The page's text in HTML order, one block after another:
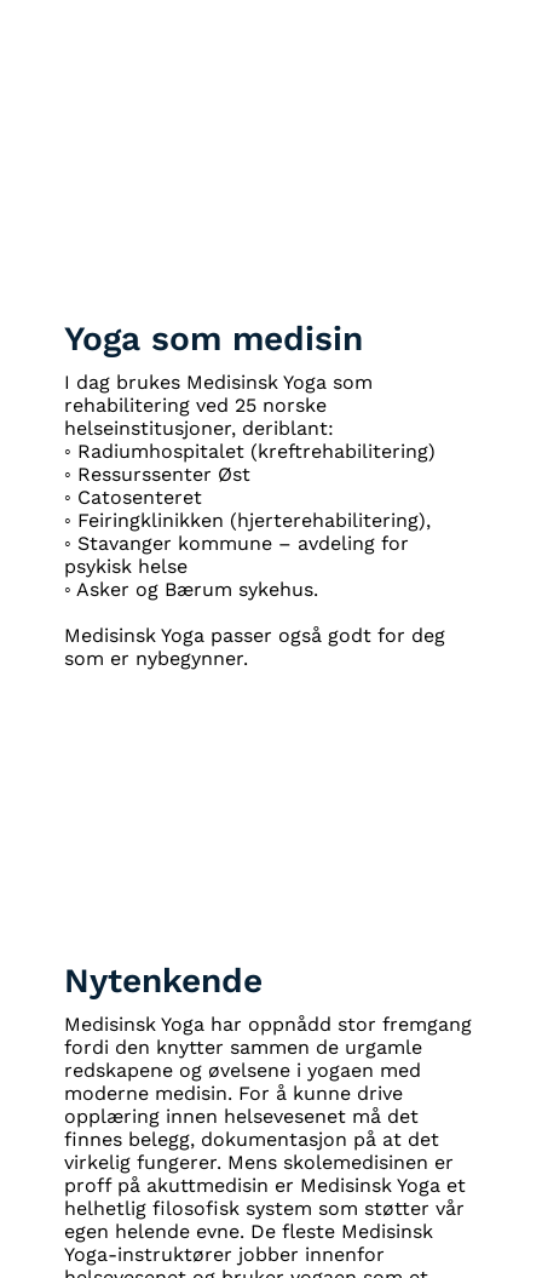
Yoga som medisin
I dag brukes Medisinsk Yoga som
rehabilitering ved 25 norske
helseinstitusjoner, deriblant:
◦ Radiumhospitalet (kreftrehabilitering)
◦ Ressurssenter Øst
◦ Catosenteret
◦ Feiringklinikken (hjerterehabilitering),
◦ Stavanger kommune – avdeling for
psykisk helse
◦ Asker og Bærum sykehus.
Medisinsk Yoga passer også godt for deg
som er nybegynner.
Nytenkende
Medisinsk Yoga har oppnådd stor fremgang
fordi den knytter sammen de urgamle
redskapene og øvelsene i yogaen med
moderne medisin. For å kunne drive
opplæring innen helsevesenet må det
finnes belegg, dokumentasjon på at det
virkelig fungerer. Mens skolemedisinen er
proff på akuttmedisin er Medisinsk Yoga et
helhetlig filosofisk system som støtter vår
egen helende evne. De fleste Medisinsk
Yoga-instruktører jobber innenfor